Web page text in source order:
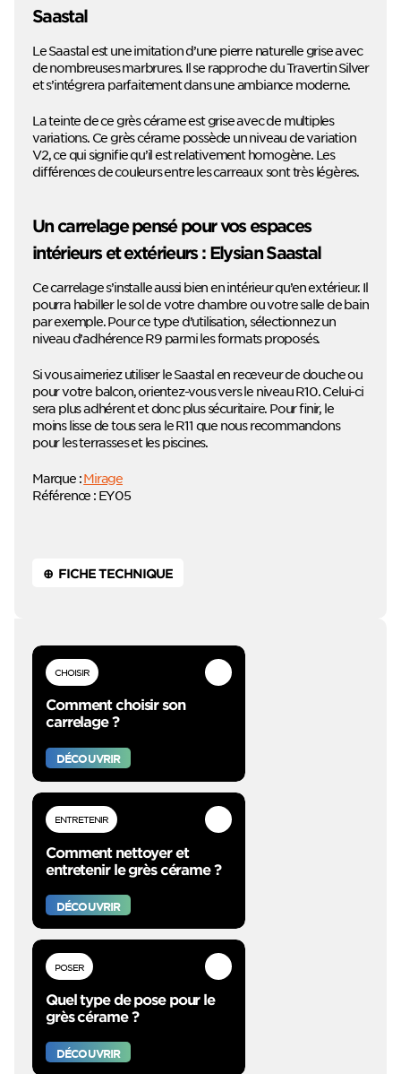
Saastal
Le Saastal est une imitation d’une pierre naturelle grise avec
de nombreuses marbrures. Il se rapproche du Travertin Silver
et s’intégrera parfaitement dans une ambiance moderne.
La teinte de ce grès cérame est grise avec de multiples
variations. Ce grès cérame possède un niveau de variation
V2, ce qui signifie qu’il est relativement homogène. Les
différences de couleurs entre les carreaux sont très légères.
Un carrelage pensé pour vos espaces
intérieurs et extérieurs : Elysian Saastal
Ce carrelage s’installe aussi bien en intérieur qu’en extérieur. Il
pourra habiller le sol de votre chambre ou votre salle de bain
par exemple. Pour ce type d’utilisation, sélectionnez un
niveau d’adhérence R9 parmi les formats proposés.
Si vous aimeriez utiliser le Saastal en receveur de douche ou
pour votre balcon, orientez-vous vers le niveau R10. Celui-ci
sera plus adhérent et donc plus sécuritaire. Pour finir, le
moins lisse de tous sera le R11 que nous recommandons
pour les terrasses et les piscines.
Marque :Mirage
Référence : EY05
⊕ FICHE TECHNIQUE
CHOISIR
Comment choisir son
carrelage ?
DÉCOUVRIR
ENTRETENIR
Comment nettoyer et
entretenir le grès cérame ?
DÉCOUVRIR
POSER
Quel type de pose pour le
grès cérame ?
DÉCOUVRIR